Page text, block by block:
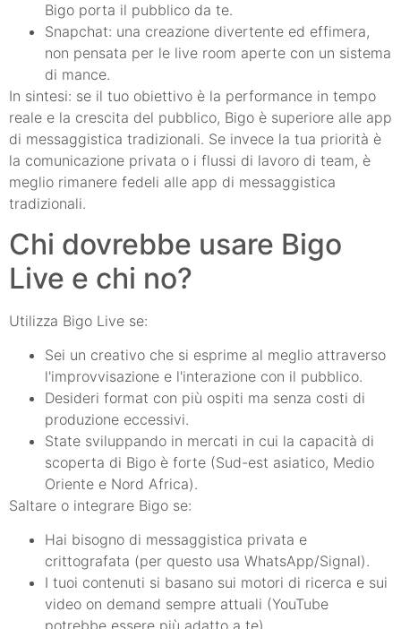
Bigo porta il pubblico da te.
Snapchat: una creazione divertente ed effimera,
non pensata per le live room aperte con un sistema
di mance.
In sintesi: se il tuo obiettivo è la performance in tempo
reale e la crescita del pubblico, Bigo è superiore alle app
di messaggistica tradizionali. Se invece la tua priorità è
la comunicazione privata o i flussi di lavoro di team, è
meglio rimanere fedeli alle app di messaggistica
tradizionali.
Chi dovrebbe usare Bigo
Live e chi no?
Utilizza Bigo Live se:
Sei un creativo che si esprime al meglio attraverso
l'improvvisazione e l'interazione con il pubblico.
Desideri format con più ospiti ma senza costi di
produzione eccessivi.
State sviluppando in mercati in cui la capacità di
scoperta di Bigo è forte (Sud-est asiatico, Medio
Oriente e Nord Africa).
Saltare o integrare Bigo se:
Hai bisogno di messaggistica privata e
crittografata (per questo usa WhatsApp/Signal).
I tuoi contenuti si basano sui motori di ricerca e sui
video on demand sempre attuali (YouTube